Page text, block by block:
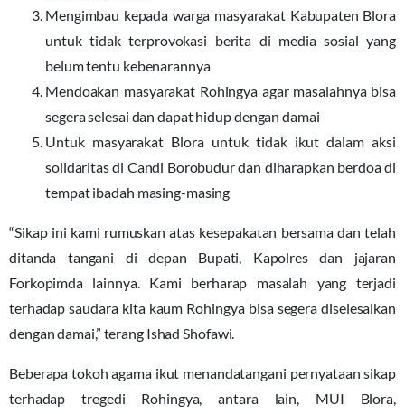
Mengimbau kepada warga masyarakat Kabupaten Blora
untuk tidak terprovokasi berita di media sosial yang
belum tentu kebenarannya
Mendoakan masyarakat Rohingya agar masalahnya bisa
segera selesai dan dapat hidup dengan damai
Untuk masyarakat Blora untuk tidak ikut dalam aksi
solidaritas di Candi Borobudur dan diharapkan berdoa di
tempat ibadah masing-masing
“Sikap ini kami rumuskan atas kesepakatan bersama dan telah
ditanda tangani di depan Bupati, Kapolres dan jajaran
Forkopimda lainnya. Kami berharap masalah yang terjadi
terhadap saudara kita kaum Rohingya bisa segera diselesaikan
dengan damai,” terang Ishad Shofawi.
Beberapa tokoh agama ikut menandatangani pernyataan sikap
terhadap tregedi Rohingya, antara lain, MUI Blora,